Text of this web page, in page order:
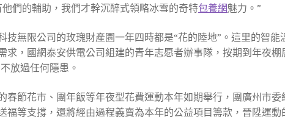
他們的輔助，我們才幹沉醉式領略冰雪的奇特包養網魅力。”
技無限公司的玫瑰財產園一年四時都是“花的陸地”。這里的智
求，國網泰安供電公司組建的青年志愿者辦事隊，按期到年夜
放過任何隱患。
春節花市、團年飯等年夜型花費運動本年如期舉行，團廣州市
福等支撐，還將經由過程義賣為本年的公益項目籌款，晉陞運動